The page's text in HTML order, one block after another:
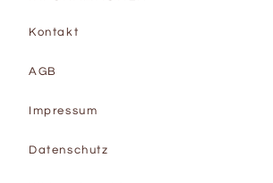
Kontakt
AGB
Impressum
Datenschutz